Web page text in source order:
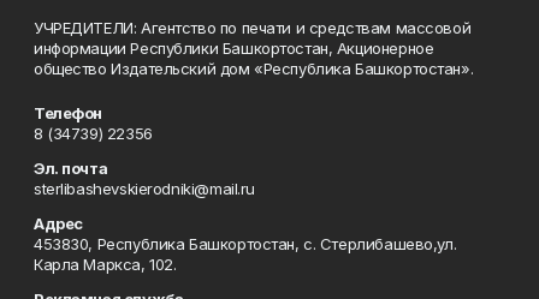
УЧРЕДИТЕЛИ: Агентство по печати и средствам массовой
информации Республики Башкортостан, Акционерное
общество Издательский дом «Республика Башкортостан».
Телефон
8 (34739) 22356
Эл. почта
sterlibashevskierodniki@mail.ru
Адрес
453830, Республика Башкортостан, c. Стерлибашево,ул.
Карла Маркса, 102.